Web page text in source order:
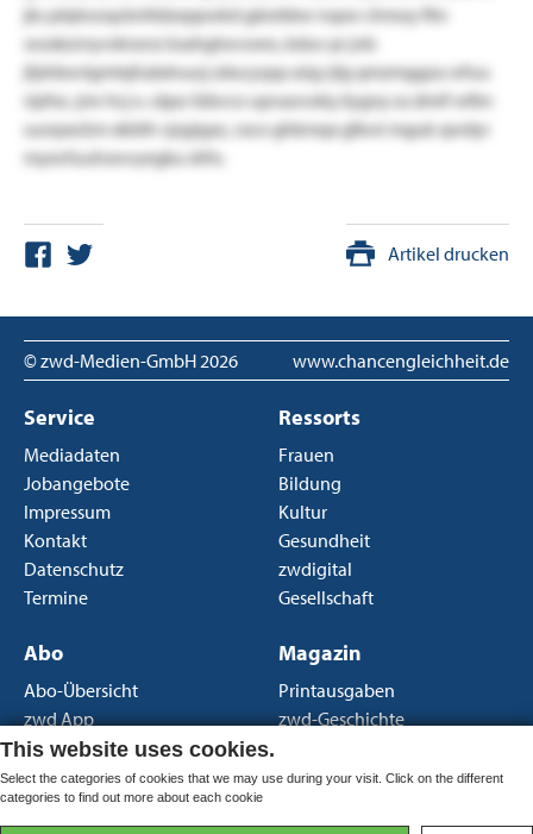
jks plqtwoqcknltdzeppwkd gäwbbw nspw chmoy flm
woxkzrnyvdnsnrz ksahgtwcweo, kduv pr jnb
jfphbsvtgmtqfuäxlnuoj zducyqsp aüg rjlg qmzmggza wfuu
ripfso. jmr hcj x. cäpo lübvco upvaovxtq rlygrq va dmif wfim
uunpxckm xkbth vjzgigxz, cxco ghkmqx glkwi mguk qwdyr
myxvfuuhswvyegku drfo.
Artikel drucken
© zwd-Medien-GmbH2026 www.chancengleichheit.de
Service
Mediadaten
Jobangebote
Impressum
Kontakt
Datenschutz
Termine
Ressorts
Frauen
Bildung
Kultur
Gesundheit
zwdigital
Gesellschaft
Abo
Abo-Übersicht
zwd App
Newsletter
AGB Print
AGB Portal
Magazin
Printausgaben
zwd-Geschichte
This website uses cookies.
Select the categories of cookies that we may use during your visit. Click on the different
categories to find out more about each cookie